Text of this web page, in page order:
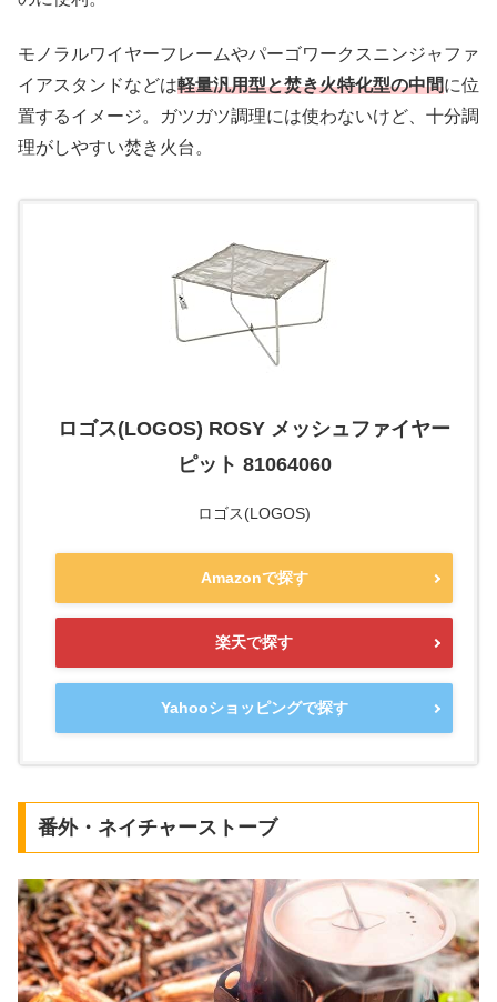
モノラルワイヤーフレームやパーゴワークスニンジャファ
イアスタンドなどは軽量汎用型と焚き火特化型の中間に位
置するイメージ。ガツガツ調理には使わないけど、十分調
理がしやすい焚き火台。
ロゴス(LOGOS) ROSY メッシュファイヤー
ピット 81064060
ロゴス(LOGOS)
Amazonで探す
楽天で探す
Yahooショッピングで探す
番外・ネイチャーストーブ